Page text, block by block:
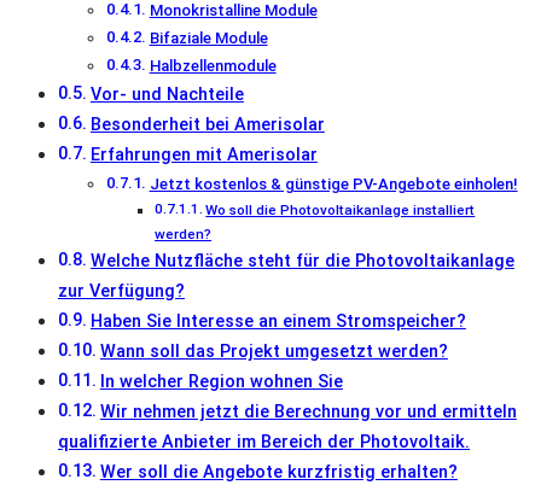
Monokristalline Module
Bifaziale Module
Halbzellenmodule
Vor- und Nachteile
Besonderheit bei Amerisolar
Erfahrungen mit Amerisolar
Jetzt kostenlos & günstige PV-Angebote einholen!
Wo soll die Photovoltaikanlage installiert
werden?
Welche Nutzfläche steht für die Photovoltaikanlage
zur Verfügung?
Haben Sie Interesse an einem Stromspeicher?
Wann soll das Projekt umgesetzt werden?
In welcher Region wohnen Sie
Wir nehmen jetzt die Berechnung vor und ermitteln
qualifizierte Anbieter im Bereich der Photovoltaik.
Wer soll die Angebote kurzfristig erhalten?